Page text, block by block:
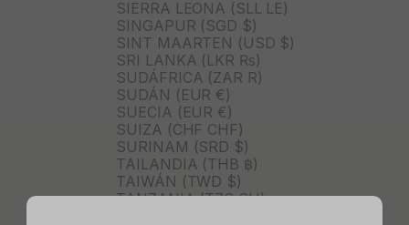
SIERRA LEONA (SLL LE)
SINGAPUR (SGD $)
SINT MAARTEN (USD $)
SRI LANKA (LKR ₨)
SUDÁFRICA (ZAR R)
SUDÁN (EUR €)
SUECIA (EUR €)
SUIZA (CHF CHF)
SURINAM (SRD $)
TAILANDIA (THB ฿)
TAIWÁN (TWD $)
TANZANIA (TZS SH)